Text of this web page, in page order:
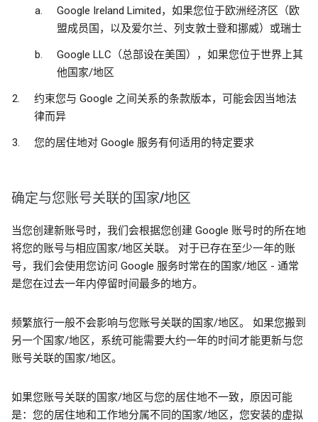
Google Ireland Limited，如果您位于欧洲经济区（欧
盟成员国，以及爱尔兰、列支敦士登和挪威）或瑞士
Google LLC（总部设在美国），如果您位于世界上其
他国家/地区
约束您与 Google 之间关系的条款版本，可能会因当地法
律而异
您的居住地对 Google 服务有何适用的特定要求
确定与您账号关联的国家/地区
当您创建新账号时，我们会根据您创建 Google 账号时的所在地
将您的账号与相应国家/地区关联。 对于已存在至少一年的账
号，我们会使用您访问 Google 服务时常在的国家/地区 - 通常
是您在过去一年内停留时间最多的地方。
频繁旅行一般不会影响与您账号关联的国家/地区。 如果您搬到
另一个国家/地区，系统可能需要大约一年的时间才能更新与您
账号关联的国家/地区。
如果您账号关联的国家/地区与您的居住地不一致，原因可能
是：您的居住地和工作地分属不同的国家/地区，您安装的虚拟